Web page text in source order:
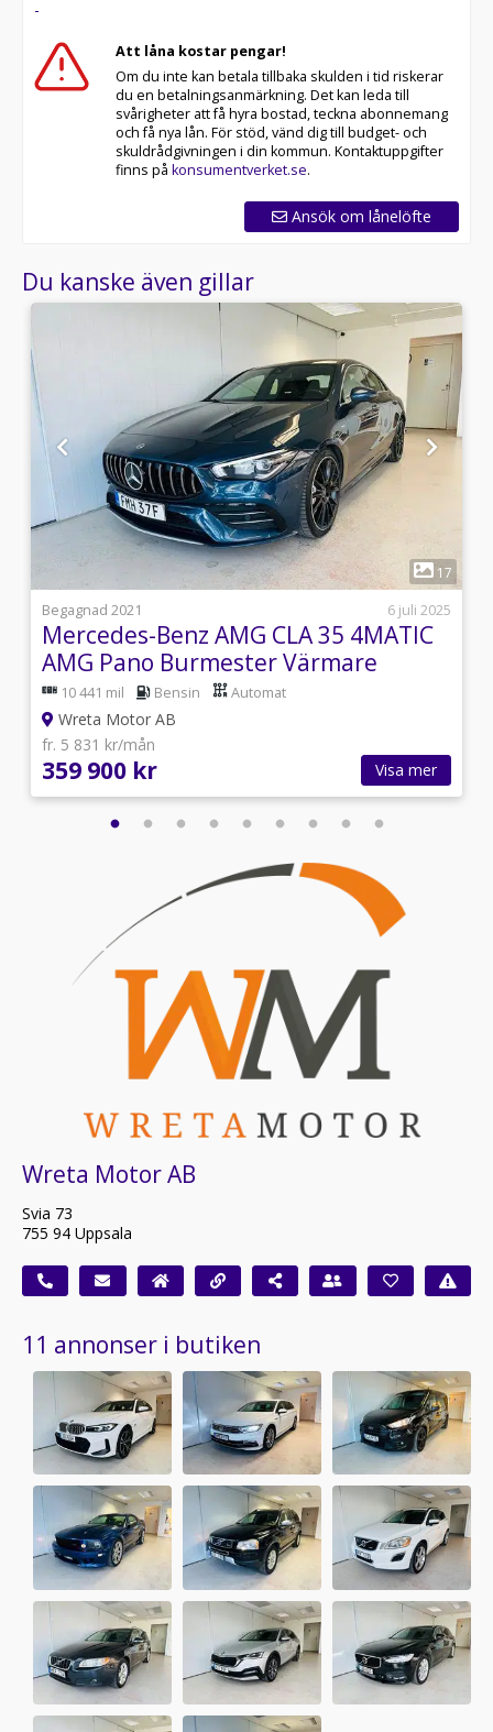
-
Att låna kostar pengar!
Om du inte kan betala tillbaka skulden i tid riskerar
du en betalningsanmärkning. Det kan leda till
svårigheter att få hyra bostad, teckna abonnemang
och få nya lån. För stöd, vänd dig till budget- och
skuldrådgivningen i din kommun. Kontaktuppgifter
finns på konsumentverket.se.
Ansök om lånelöfte
Du kanske även gillar
1
17
Begagnad 2021
6 juli 2025
Mercedes-Benz AMG CLA 35 4MATIC
AMG Pano Burmester Värmare
10 441 mil Bensin Automat
Wreta Motor AB
fr. 5 831 kr/mån
359 900 kr Visa mer
Wreta Motor AB
Svia 73
755 94 Uppsala
11 annonser i butiken